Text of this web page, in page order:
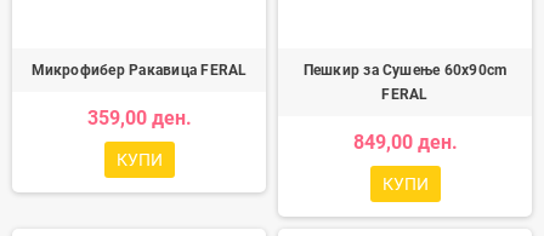
Микрофибер Ракавица FERAL
359,00 ден.
КУПИ
Пешкир за Сушење 60x90cm
FERAL
849,00 ден.
КУПИ